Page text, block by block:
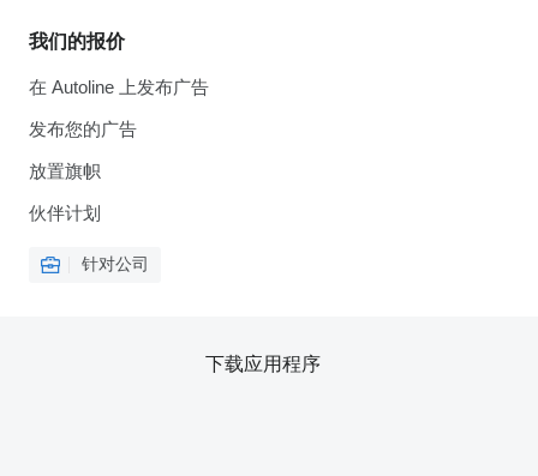
我们的报价
在 Autoline 上发布广告
发布您的广告
放置旗帜
伙伴计划
针对公司
下载应用程序